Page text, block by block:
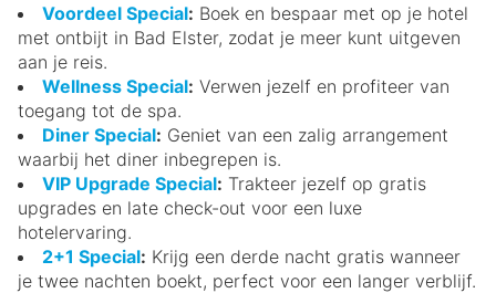
Voordeel Special: Boek en bespaar met op je hotel
met ontbijt in Bad Elster, zodat je meer kunt uitgeven
aan je reis.
Wellness Special: Verwen jezelf en profiteer van
toegang tot de spa.
Diner Special: Geniet van een zalig arrangement
waarbij het diner inbegrepen is.
VIP Upgrade Special: Trakteer jezelf op gratis
upgrades en late check-out voor een luxe
hotelervaring.
2+1 Special: Krijg een derde nacht gratis wanneer
je twee nachten boekt, perfect voor een langer verblijf.